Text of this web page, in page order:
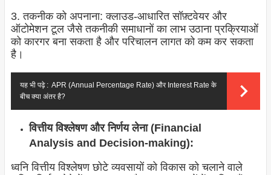
3. तकनीक को अपनाना: क्लाउड-आधारित सॉफ़्टवेयर और
ऑटोमेशन टूल जैसे तकनीकी समाधानों का लाभ उठाना प्रक्रियाओं
को कारगर बना सकता है और परिचालन लागत को कम कर सकता
है।
यह भी पढ़े : APR (Annual Percentage Rate) और Interest Rate के
बीच क्या अंतर है?
वित्तीय विश्लेषण और निर्णय लेना (Financial
Analysis and Decision-making):
ध्वनि वित्तीय विश्लेषण छोटे व्यवसायों को विकास को चलाने वाले